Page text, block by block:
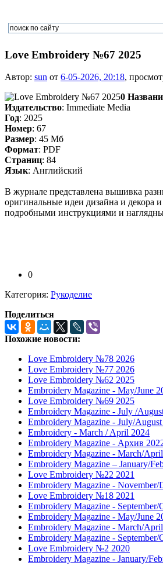
Love Embroidery №67 2025
Автор: sun от 6-05-2026, 20:18,
0
Издательство: Immediate Media
Год: 2025
Номер: 67
Размер: 45 Мб
Формат: PDF
Страниц: 84
Язык: Английский
В журнале представлена вышивка
оригинальные идеи дизайна и декора
подробными инструкциями и
0
Категория: Рукоделие
Поделиться
Похожие новости:
Love Embroidery №78 2026
Love Embroidery №77 2026
Love Embroidery №62 2025
Embroidery Magazine - May/June
Love Embroidery №69 2025
Embroidery Magazine - July /
Embroidery Magazine - July/
Embroidery - March / April 2024
Embroidery Magazine - Архив
Embroidery Magazine - March/
Embroidery Magazine – January/
Love Embroidery №22 2021
Embroidery Magazine - November/
Love Embroidery №18 2021
Embroidery Magazine - September/
Embroidery Magazine - May/June
Embroidery Magazine - March/April
Embroidery Magazine - September/
Love Embroidery №2 2020
Embroidery Magazine - January/